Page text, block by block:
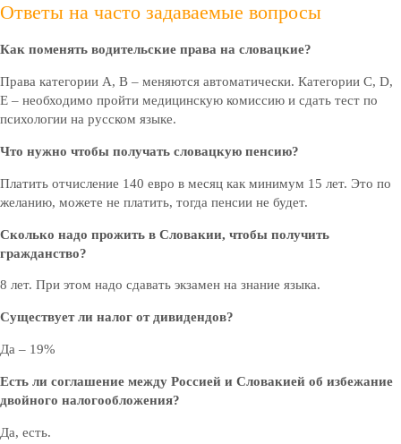
Ответы на часто задаваемые вопросы
Как поменять водительские права на словацкие?
Права категории А, В – меняются автоматически. Категории С, D,
Е – необходимо пройти медицинскую комиссию и сдать тест по
психологии на русском языке.
Что нужно чтобы получать словацкую пенсию?
Платить отчисление 140 евро в месяц как минимум 15 лет. Это по
желанию, можете не платить, тогда пенсии не будет.
Сколько надо прожить в Словакии, чтобы получить
гражданство?
8 лет. При этом надо сдавать экзамен на знание языка.
Существует ли налог от дивидендов?
Да – 19%
Есть ли соглашение между Россией и Словакией об избежание
двойного налогообложения?
Да, есть.